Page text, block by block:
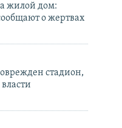
жилой дом:
о жертвах
стадион,